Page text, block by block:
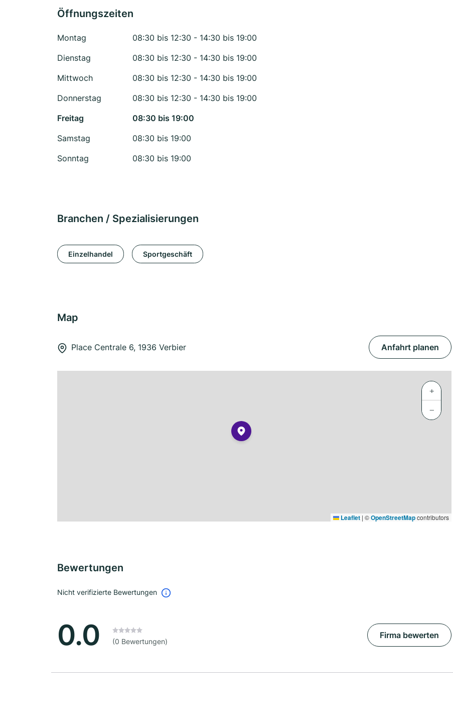
Öffnungszeiten
Montag
08:30 bis 12:30 - 14:30 bis 19:00
Dienstag
08:30 bis 12:30 - 14:30 bis 19:00
Mittwoch
08:30 bis 12:30 - 14:30 bis 19:00
Donnerstag
08:30 bis 12:30 - 14:30 bis 19:00
Freitag
08:30 bis 19:00
Samstag
08:30 bis 19:00
Sonntag
08:30 bis 19:00
Branchen / Spezialisierungen
Einzelhandel Sportgeschäft
Map
Place Centrale 6, 1936 Verbier Anfahrt planen
+
−
Leaflet | ©OpenStreetMapcontributors
Bewertungen
Nicht verifizierte Bewertungen
0.0 (0 Bewertungen)
Firma bewerten